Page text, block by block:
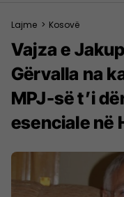
Lajme > Kosovë
Vajza e
Gërvalla na
MPJ-së t’i
esenciale në